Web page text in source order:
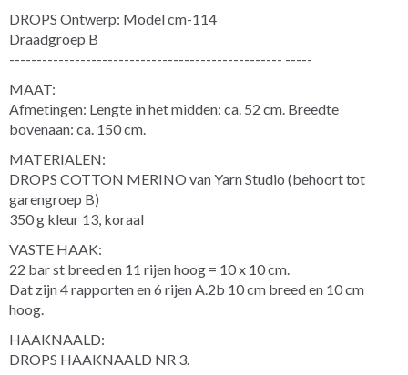
DROPS Ontwerp: Model cm-114
Draadgroep B
-------------------------------------------------- -----
MAAT:
Afmetingen: Lengte in het midden: ca. 52 cm. Breedte
bovenaan: ca. 150 cm.
MATERIALEN:
DROPS COTTON MERINO van Yarn Studio (behoort tot
garengroep B)
350 g kleur 13, koraal
VASTE HAAK:
22 bar st breed en 11 rijen hoog = 10 x 10 cm.
Dat zijn 4 rapporten en 6 rijen A.2b 10 cm breed en 10 cm
hoog.
HAAKNAALD:
DROPS HAAKNAALD NR 3.